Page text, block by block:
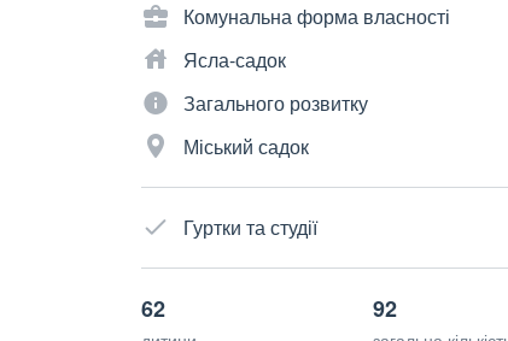
Комунальна форма власності
Ясла-садок
Загального розвитку
Міський садок
Гуртки та студії
62 92